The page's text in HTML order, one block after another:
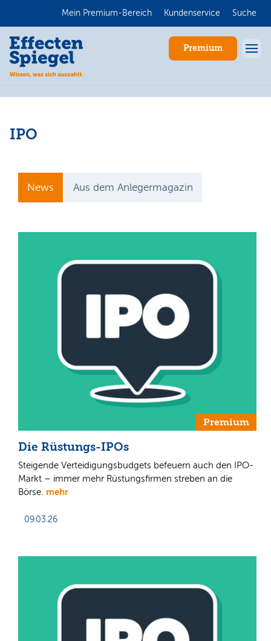
Mein Premium-Bereich Kundenservice Suche
Premium
IPO
News Aus dem Anlegermagazin
Premium
Die Rüstungs-IPOs
Steigende Verteidigungsbudgets befeuern auch den IPO-
Markt – immer mehr Rüstungsfirmen streben an die
Börse. mehr
09.03.26
Anmelden